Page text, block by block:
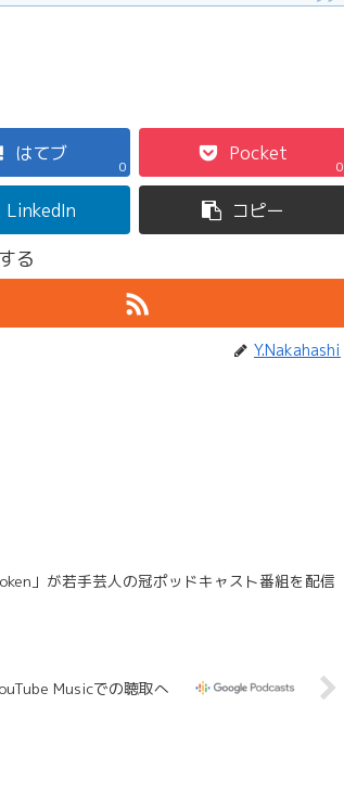
はてブ
0
Pocket
0
LinkedIn コピー
る
Y.Nakahashi
」が若手芸人の冠ポッドキャスト番組を配信
Musicでの聴取へ